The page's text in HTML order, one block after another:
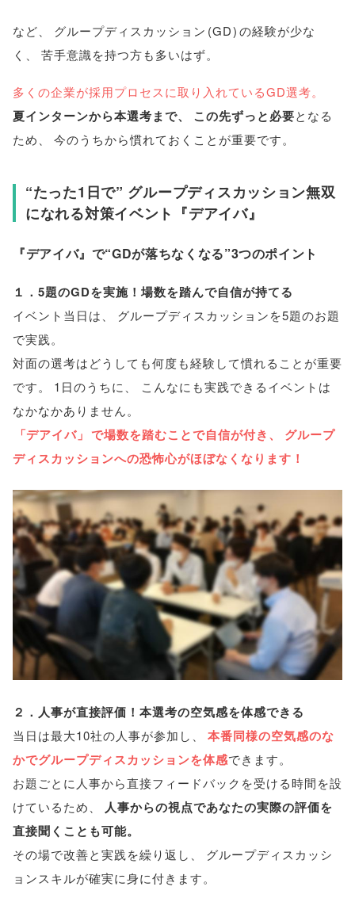
など、 グループディスカッション (GD)の経験が少な
く 、 苦手意識を持つ方も多いはず。
多くの企業が採用プロセスに取り入れているGD選考。
夏インターンから本選考まで、 この先ずっと必要となる
ため、 今のうちから慣れておくことが重要です。
“たった1日で” グループディスカッション無双
になれる対策イベント『デアイバ』
『デアイバ』で“GDが落ちなくなる”3つのポイント
１．5題のGDを実施！場数を踏んで自信が持てる
イベント当日は
グループディスカッションを5題のお題
で実践。
対面の選考はどうしても何度も経験して慣れることが重要
です。 1日のうちに
こんなにも実践できるイベントは
なかなかありません。
「デアイバ 」 で場数を踏むことで自信が付き、
グループ
ディスカッションへの恐怖心がほぼなくなります！
２．人事が直接評価！本選考の空気感を体感できる
当日は最大10社の人事が参加し
本番同様の空気感のな
かでグループディスカッションを体感できます。
お題ごとに人事から直接フィードバックを受ける時間を設
けているため
人事からの視点であなたの実際の評価を
直接聞くことも可能。
その場で改善と実践を繰り返し
グループディスカッシ
ョンスキルが確実に身に付きます。